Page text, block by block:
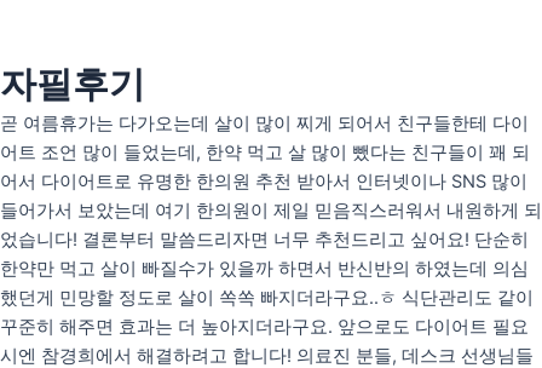
츠
로
건
너
뛰
기
인사말
의료인 소개
안티트러블
펄화이트
우리아이H(성장)
우리아이M(면역)
우리아이S(편식)
자필후기
곧 여름휴가는 다가오는데 살이 많이 찌게 되어서 친구들한테 다이
어트 조언 많이 들었는데, 한약 먹고 살 많이 뺐다는 친구들이 꽤 되
어서 다이어트로 유명한 한의원 추천 받아서 인터넷이나 SNS 많이
들어가서 보았는데 여기 한의원이 제일 믿음직스러워서 내원하게 되
었습니다! 결론부터 말씀드리자면 너무 추천드리고 싶어요! 단순히
한약만 먹고 살이 빠질수가 있을까 하면서 반신반의 하였는데 의심
했던게 민망할 정도로 살이 쏙쏙 빠지더라구요..ㅎ 식단관리도 같이
꾸준히 해주면 효과는 더 높아지더라구요. 앞으로도 다이어트 필요
시엔 참경희에서 해결하려고 합니다! 의료진 분들, 데스크 선생님들